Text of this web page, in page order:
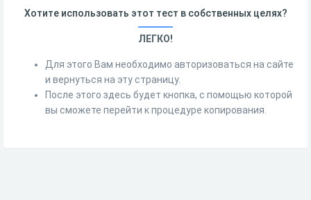
Хотите использовать этот тест в собственных целях?
ЛЕГКО!
Для этого Вам необходимо авторизоваться на сайте
и вернуться на эту страницу.
После этого здесь будет кнопка, с помощью которой
вы сможете перейти к процедуре копирования.